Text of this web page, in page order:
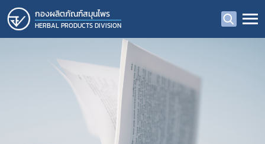
กองผลิตภัณฑ์สมุนไพร
HERBAL PRODUCTS DIVISION